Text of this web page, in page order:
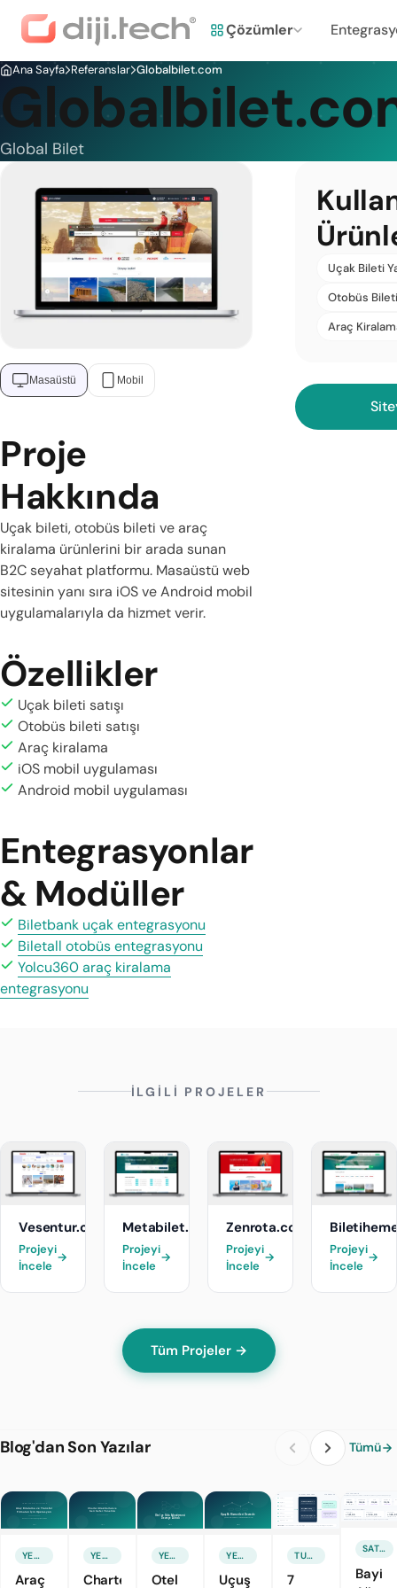
Çözümler
Ana Sayfa Referanslar Globalbilet.com
Global Bilet
Masaüstü Mobil
Proje
Hakkında
Uçak bileti, otobüs bileti ve araç
kiralama ürünlerini bir arada sunan
B2C seyahat platformu. Masaüstü web
sitesinin yanı sıra iOS ve Android mobil
uygulamalarıyla da hizmet verir.
Özellikler
Uçak bileti satışı
Otobüs bileti satışı
Araç kiralama
iOS mobil uygulaması
Android mobil uygulaması
Entegrasyonlar
& Modüller
Biletbank uçak entegrasyonu
Biletall otobüs entegrasyonu
Yolcu360 araç kiralama
entegrasyonu
Uçak Bileti
Otobüs Bileti
Araç
İLGİLİ PROJELER
Vesentur.com
Projeyi
İncele
→
Metabilet.com
Projeyi
İncele
→
Zenrota.com
Projeyi
İncele
→
Projeyi
İncele
→
Tüm Projeler →
Blog'dan Son Yazılar Tümü
YENI ÖZELLIK
Araç
YENI ÖZELLIK
Charter
YENI ÖZELLIK
Otel
YENI ÖZELLIK
Uçuş
TURIZM TEKNOLOJILERI
7
SATIŞ & PAZARLAMA
Bayi